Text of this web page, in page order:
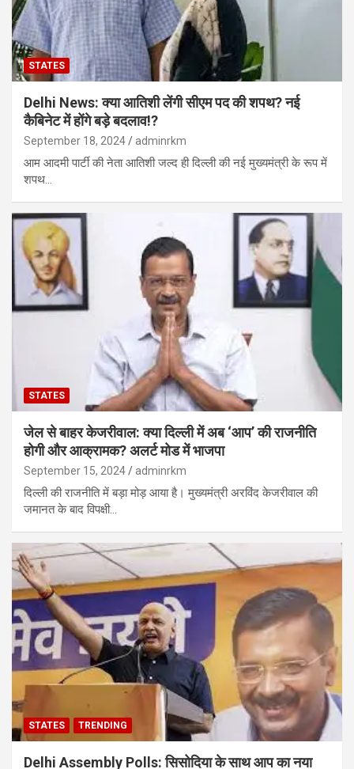
STATES
Delhi News: क्या आतिशी लेंगी सीएम पद की शपथ? नई
कैबिनेट में होंगे बड़े बदलाव!?
September 18, 2024 adminrkm
आम आदमी पार्टी की नेता आतिशी जल्द ही दिल्ली की नई मुख्यमंत्री के रूप में
शपथ…
STATES
जेल से बाहर केजरीवाल: क्या दिल्ली में अब ‘आप’ की राजनीति
होगी और आक्रामक? अलर्ट मोड में भाजपा
September 15, 2024 adminrkm
दिल्ली की राजनीति में बड़ा मोड़ आया है। मुख्यमंत्री अरविंद केजरीवाल की
जमानत के बाद विपक्षी…
STATES TRENDING
Delhi Assembly Polls: सिसोदिया के साथ आप का नया